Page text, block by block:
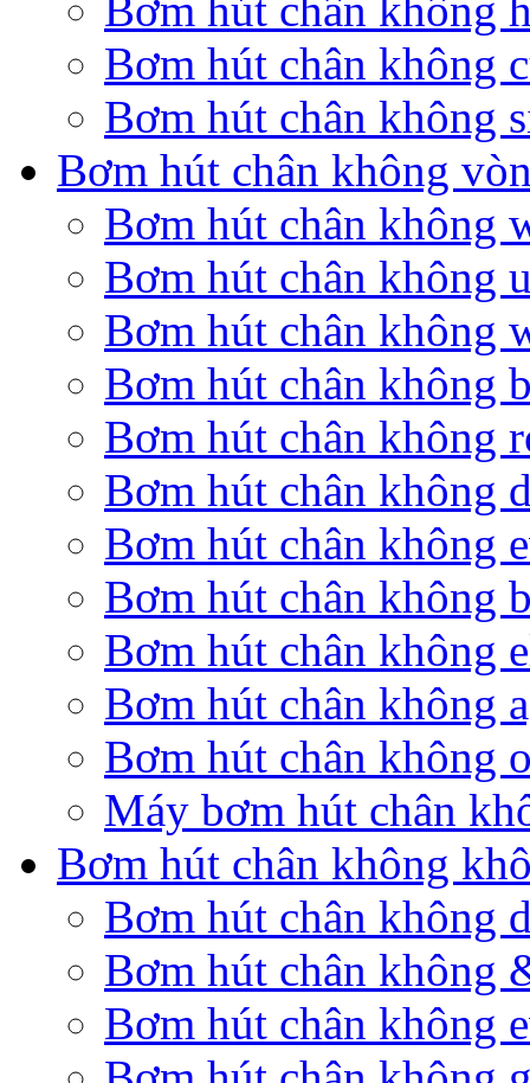
Bơm hút chân không
Bơm hút chân không
Bơm hút chân không
Bơm hút chân không
Bơm hút chân không
Bơm hút chân không
Bơm hút chân không
Bơm hút chân không
Bơm hút chân không
Bơm hút chân không
Bơm hút chân không
Bơm hút chân không
Bơm hút chân không
Bơm hút chân không
Máy bơm hút chân
Bơm hút chân không
Bơm hút chân không
Bơm hút chân không
Bơm hút chân không